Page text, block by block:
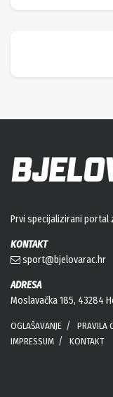
Prvi specijalizirani portal
KONTAKT
sport@bjelovarac.hr
ADRESA
Moslavačka 185, 43284
OGLAŠAVANJE PRAVILA
IMPRESSUM
KONTAKT